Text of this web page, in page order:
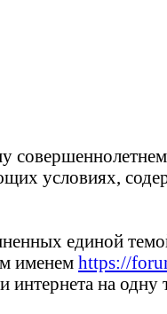
условиях,
единой
именем https://
на одну